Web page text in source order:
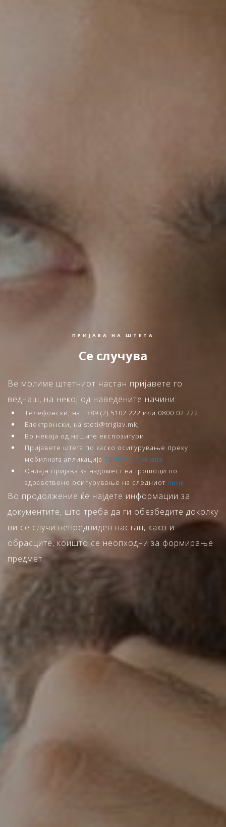
ПРИЈАВА НА ШТЕТА
Се случува
Ве молиме штетниот настан пријавете го
веднаш, на некој од наведените начини:
Телефонски, на +389 (2) 5102 222 или 0800 02 222,
Електронски, на steti@triglav.mk,
Во некоја од нашите експозитури.
Пријавете штета по каско осигурување преку
мобилната апликација Триглав Пријава
Онлајн пријава за надомест на трошоци по
здравствено осигурување на следниот линк
Во продолжение ќе најдете информации за
документите, што треба да ги обезбедите доколку
ви се случи непредвиден настан, како и
обрасците, коишто се неопходни за формирање
предмет.